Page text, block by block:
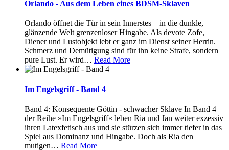
Orlando - Aus dem Leben eines BDSM-Sklaven
Orlando öffnet die Tür in sein Innerstes – in die dunkle,
glänzende Welt grenzenloser Hingabe. Als devote Zofe,
Diener und Lustobjekt lebt er ganz im Dienst seiner Herrin.
Schmerz und Demütigung sind für ihn keine Strafe, sondern
pure Lust. Er wird… Read More
Im Engelsgriff - Band 4
Band 4: Konsequente Göttin - schwacher Sklave In Band 4
der Reihe »Im Engelsgriff« leben Ria und Jan weiter exzessiv
ihren Latexfetisch aus und sie stürzen sich immer tiefer in das
Spiel aus Dominanz und Hingabe. Doch als Ria den
mutigen… Read More